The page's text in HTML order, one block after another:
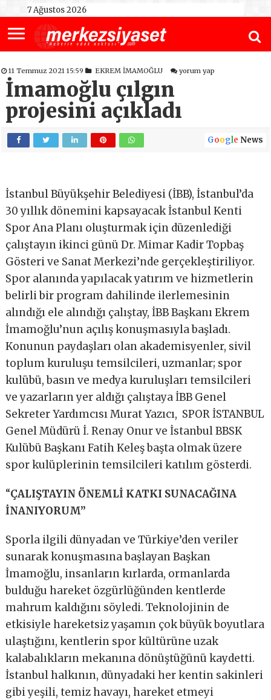
7 Ağustos 2026
11 Temmuz 2021 15:59 EKREM İMAMOĞLU yorum yap
İmamoğlu çılgın
projesini açıkladı
Google News
İstanbul Büyükşehir Belediyesi (İBB), İstanbul’da
30 yıllık dönemini kapsayacak İstanbul Kenti
Spor Ana Planı oluşturmak için düzenlediği
çalıştayın ikinci günü Dr. Mimar Kadir Topbaş
Gösteri ve Sanat Merkezi’nde gerçekleştiriliyor.
Spor alanında yapılacak yatırım ve hizmetlerin
belirli bir program dahilinde ilerlemesinin
alındığı ele alındığı çalıştay, İBB Başkanı Ekrem
İmamoğlu’nun açılış konuşmasıyla başladı.
Konunun paydaşları olan akademisyenler, sivil
toplum kuruluşu temsilcileri, uzmanlar; spor
kulübü, basın ve medya kuruluşları temsilcileri
ve yazarların yer aldığı çalıştaya İBB Genel
Sekreter Yardımcısı Murat Yazıcı, SPOR İSTANBUL
Genel Müdürü İ. Renay Onur ve İstanbul BBSK
Kulübü Başkanı Fatih Keleş başta olmak üzere
spor kulüplerinin temsilcileri katılım gösterdi.
“ÇALIŞTAYIN ÖNEMLİ KATKI SUNACAĞINA
İNANIYORUM”
Sporla ilgili dünyadan ve Türkiye’den veriler
sunarak konuşmasına başlayan Başkan
İmamoğlu, insanların kırlarda, ormanlarda
bulduğu hareket özgürlüğünden kentlerde
mahrum kaldığını söyledi. Teknolojinin de
etkisiyle hareketsiz yaşamın çok büyük boyutlara
ulaştığını, kentlerin spor kültürüne uzak
kalabalıkların mekanına dönüştüğünü kaydetti.
İstanbul halkının, dünyadaki her kentin sakinleri
gibi yeşili, temiz havayı, hareket etmeyi